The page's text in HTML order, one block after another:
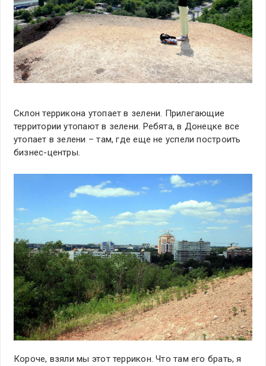
Склон террикона утопает в зелени. Прилегающие
территории утопают в зелени. Ребята, в Донецке все
утопает в зелени – там, где еще не успели построить
бизнес-центры.
Короче, взяли мы этот террикон. Что там его брать, я